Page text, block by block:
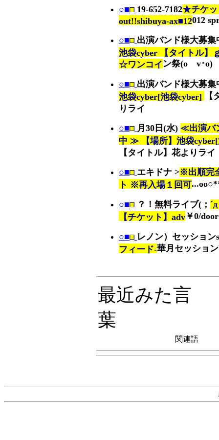
○■ 19-652-7182★チケッ
out!!shibuya-ax■12012
○■ 出演バンド様大募
池袋cyber 【タイトル】
☆ワンコイ ン祭(oゝv･o)
○■ 出演バンド様大募
池袋cyber[池袋cyber]
りライ
○■ 月30日(水) ≪出演バ
中 ≫ 【場所】池袋
【タイトル】花よりライ
○■ エキドナ >※出順完
ト ※再入場１回可
○■ ？！無料ライブ(；
【チケット】adv ￥0/
○■ レノン）セッションs
フィード-華月セッショ
最近みた言
葉
関連語